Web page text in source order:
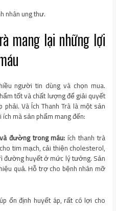
nhân ung thư.
mang lại những lợi
người tin dùng và chọn mua.
tốt và chất lượng để giải quyết
Và Ích Thanh Trà là một sản
mà sản phẩm mang đến:
đường trong máu:ích thanh trà
tim mạch, cải thiện cholesterol,
đường huyết ở mức lý tưởng. Sản
quả. Hỗ trợ cho bệnh nhân mỡ
ổn định huyết áp, rất có lợi cho